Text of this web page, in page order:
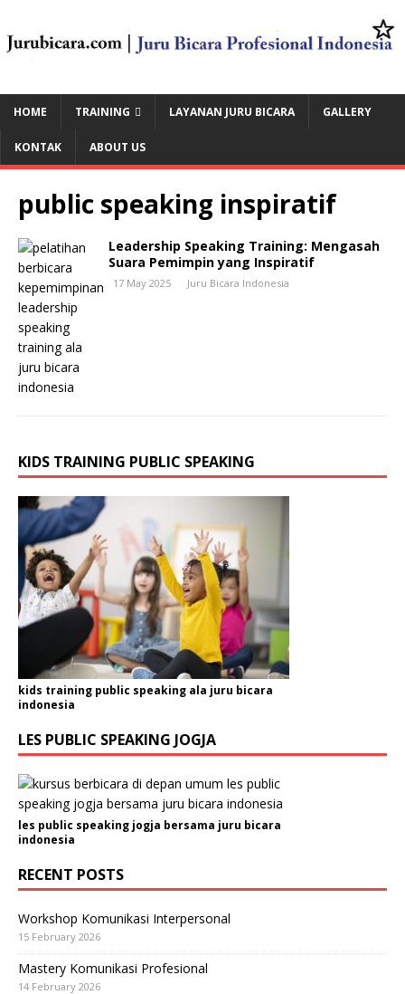
HOME TRAINING LAYANAN JURU BICARA GALLERY
KONTAK ABOUT US
public speaking inspiratif
Leadership Speaking Training: Mengasah
Suara Pemimpin yang Inspiratif
17 May 2025 Juru Bicara Indonesia
KIDS TRAINING PUBLIC SPEAKING
kids training public speaking ala juru bicara
indonesia
LES PUBLIC SPEAKING JOGJA
les public speaking jogja bersama juru bicara
indonesia
RECENT POSTS
Workshop Komunikasi Interpersonal
15 February 2026
Mastery Komunikasi Profesional
14 February 2026